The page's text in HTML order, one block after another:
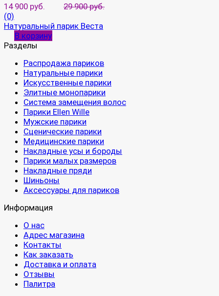
14 900 руб.
29 900 руб.
(0)
Натуральный парик Веста
В корзину
Разделы
Распродажа париков
Натуральные парики
Искусственные парики
Элитные монопарики
Система замещения волос
Парики Ellen Wille
Мужские парики
Сценические парики
Медицинские парики
Накладные усы и бороды
Парики малых размеров
Накладные пряди
Шиньоны
Аксессуары для париков
Информация
О нас
Адрес магазина
Контакты
Как заказать
Доставка и оплата
Отзывы
Палитра